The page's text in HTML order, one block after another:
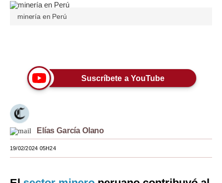
Tendencias
Lujo
Viajes
Moda
Estilos
minería en Perú
Suscríbete a YouTube
Elías García Olano
19/02/2024 05H24